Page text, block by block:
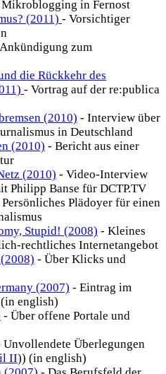
in Fernost
(2011) - Vorsichtiger
zum
die Rückkehr des
- Vortrag auf der re:publica
(2010) - Interview über
in Deutschland
(2010) - Bericht aus einer
(2010) - Video-Interview
Philipp Banse für DCTP.TV
Plädoyer für einen
Stupid! (2008) - Kleines
rechtliches Internetangebot
- Über Klicks und
(2007) - Eintrag im
english)
- Über offene Portale und
Unvollendete Überlegungen
II)) (in english)